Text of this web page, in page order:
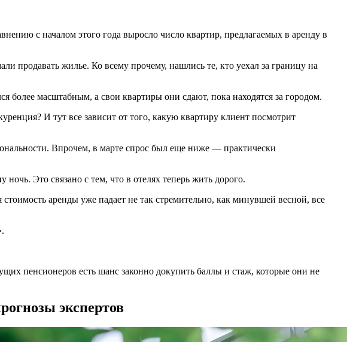
с началом этого года выросло число квартир, предлагаемых в аренду в
продавать жилье. Ко всему прочему, нашлись те, кто уехал за границу на
более масштабным, а свои квартиры они сдают, пока находятся за городом.
И тут все зависит от того, какую квартиру клиент посмотрит
Впрочем, в марте спрос был еще ниже — практически
Это связано с тем, что в отелях теперь жить дорого.
аренды уже падает не так стремительно, как минувшей весной, все
пенсионеров есть шанс законно докупить баллы и стаж, которые они не
экспертов